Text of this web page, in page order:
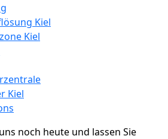
Kiel
Kiel
Kiel
noch heute und lassen Sie